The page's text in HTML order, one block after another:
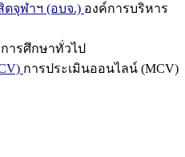
จุฬาฯ (อบจ.) องค์การบริหาร
ารศึกษาทั่วไป
การประเมินออนไลน์ (MCV)